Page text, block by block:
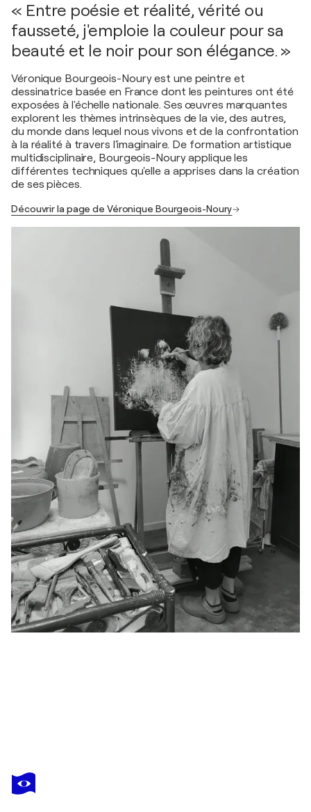
« Entre poésie et réalité, vérité ou
fausseté, j'emploie la couleur pour sa
beauté et le noir pour son élégance. »
Véronique Bourgeois-Noury est une peintre et
dessinatrice basée en France dont les peintures ont été
exposées à l'échelle nationale. Ses œuvres marquantes
explorent les thèmes intrinsèques de la vie, des autres,
du monde dans lequel nous vivons et de la confrontation
à la réalité à travers l'imaginaire. De formation artistique
multidisciplinaire, Bourgeois-Noury applique les
différentes techniques qu'elle a apprises dans la création
de ses pièces.
Découvrir la page de Véronique Bourgeois-Noury
VÉRONIQUE BOURGEOIS-NOURY
Stephan Zweig